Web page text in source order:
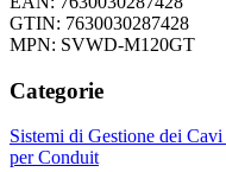
GTIN: 7630030287428
MPN: SVWD-M120GT
Categorie
Sistemi di Gestione dei Cavi
per Conduit